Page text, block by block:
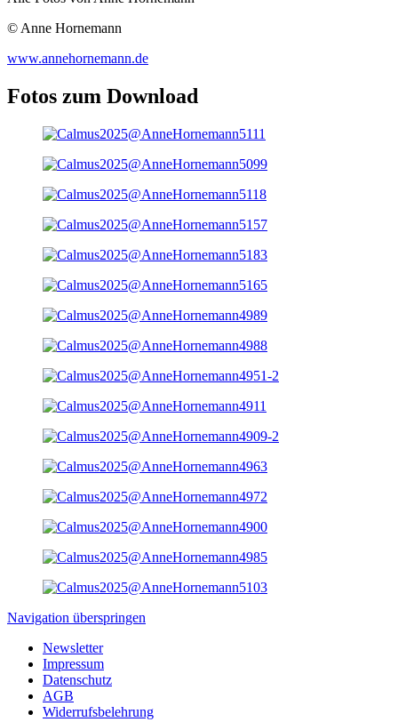
© Anne Hornemann
www.annehornemann.de
Fotos zum Download
Navigation überspringen
Newsletter
Impressum
Datenschutz
AGB
Widerrufsbelehrung